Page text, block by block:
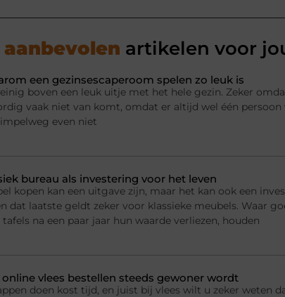
artikelen voor
een gezinsescaperoom spelen zo leuk is
boven een leuk uitje met het hele gezin. Zeker
vaak niet van komt, omdat er altijd wel één persoon
even niet
bureau als investering voor het leven
kopen kan een uitgave zijn, maar het kan ook een
dat laatste geldt zeker voor klassieke meubels. Waar
tafels na een paar jaar hun waarde verliezen, houden
vlees bestellen steeds gewoner wordt
doen kost tijd, en juist bij vlees wilt u zeker weten